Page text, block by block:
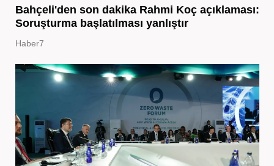
Bahçeli'den son dakika Rahmi Koç açıklaması:
Soruşturma başlatılması yanlıştır
Haber7